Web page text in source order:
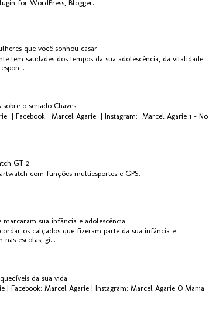
que você sonhou casar
tem saudades dos tempos da sua adolescência, da vitalidade
o seriado Chaves
| Facebook: Marcel Agarie | Instagram: Marcel Agarie 1 - No
GT 2
com funções multiesportes e GPS.
sua infância e adolescência
os calçados que fizeram parte da sua infância e
nas escolas, gi...
da sua vida
| Facebook: Marcel Agarie | Instagram: Marcel Agarie O Mania